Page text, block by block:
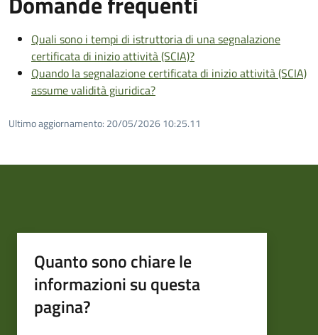
Quali sono i tempi di istruttoria di una segnalazione
certificata di inizio attività (SCIA)?
Quando la segnalazione certificata di inizio attività (SCIA)
assume validità giuridica?
Ultimo aggiornamento: 20/05/2026 10:25.11
Quanto sono chiare le
informazioni su questa
pagina?